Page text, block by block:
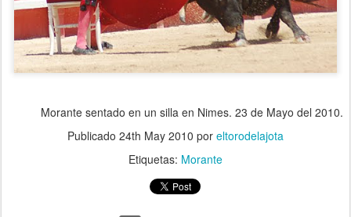
Morante sentado en un silla en Nimes. 23 de Mayo del 2010.
Publicado 24th May 2010 por eltorodelajota
Etiquetas: Morante